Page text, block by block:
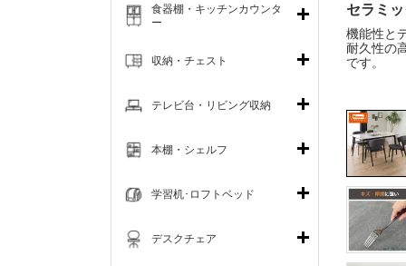
セラミ
機能性と
耐久性の
です。
食器棚・キッチンカウンタ
ー
収納・チェスト
テレビ台・リビング収納
本棚・シェルフ
学習机･ロフトベッド
デスクチェア